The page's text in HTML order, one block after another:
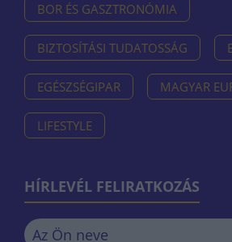
BOR ÉS GASZTRONÓMIA
BIZTOSÍTÁSI TUDATOSSÁG
EGÉSZSÉGIPAR MAGYAR
LIFESTYLE
HÍRLEVÉL FELIRATKOZÁS